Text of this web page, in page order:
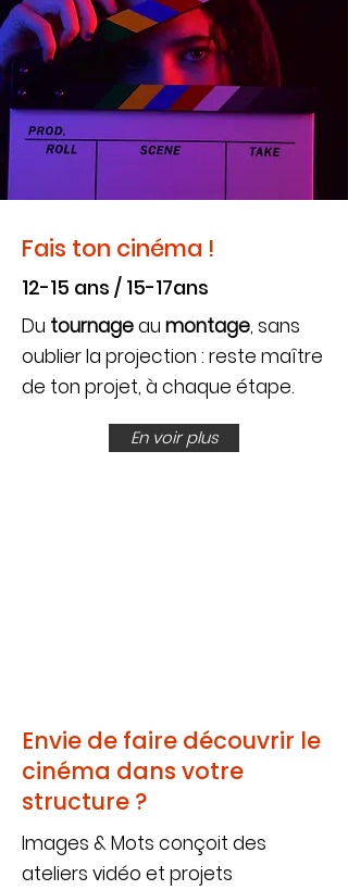
Fais ton cinéma !
12-15 ans / 15-17ans
Du tournageau montage, sans
oublier la projection : reste maître
de ton projet, à chaque étape.
En voir plus
Envie de faire découvrir le
cinéma dans votre
structure ?
Images & Mots conçoit des
ateliers vidéo et projets